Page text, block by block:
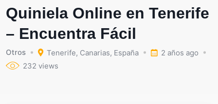
Quiniela Online en Tenerife
– Encuentra Fácil
Otros Tenerife, Canarias, España
2 años ago
232 views